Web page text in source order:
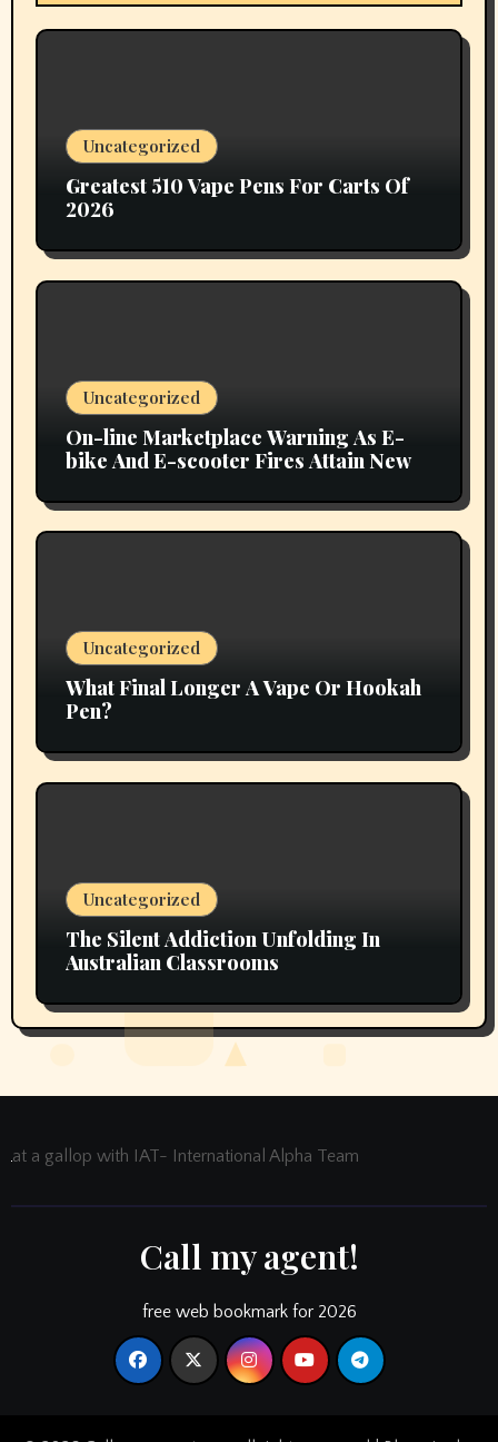
Uncategorized
Greatest 510 Vape Pens For Carts Of
2026
Uncategorized
On-line Marketplace Warning As E-
bike And E-scooter Fires Attain New
Uncategorized
What Final Longer A Vape Or Hookah
Pen?
Uncategorized
The Silent Addiction Unfolding In
Australian Classrooms
at a gallop with IAT- International Alpha Team
Call my agent!
free web bookmark for 2026